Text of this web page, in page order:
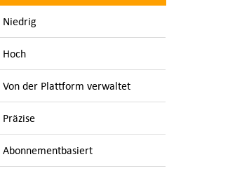
Niedrig
Hoch
Von der Plattform verwaltet
Präzise
Abonnementbasiert